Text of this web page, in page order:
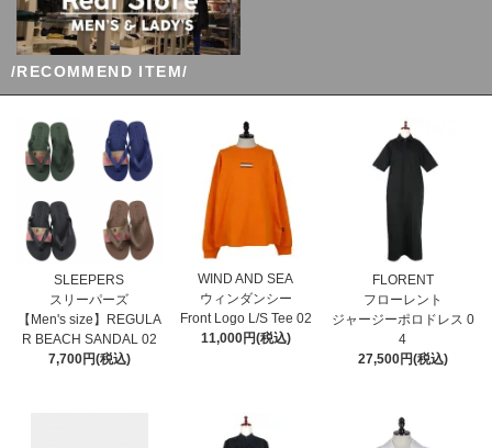
/RECOMMEND ITEM/
SLEEPERS
スリーパーズ
【Men's size】REGULA
R BEACH SANDAL 02
7,700円(税込)
WIND AND SEA
ウィンダンシー
Front Logo L/S Tee 02
11,000円(税込)
FLORENT
フローレント
ジャージーポロドレス 0
4
27,500円(税込)